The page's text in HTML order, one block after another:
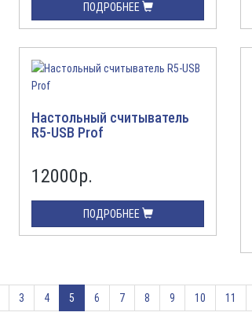
ПОДРОБНЕЕ
Настольный считыватель
R5-USB Prof
12000р.
ПОДРОБНЕЕ
3 4 5 6 7 8 9 10 11